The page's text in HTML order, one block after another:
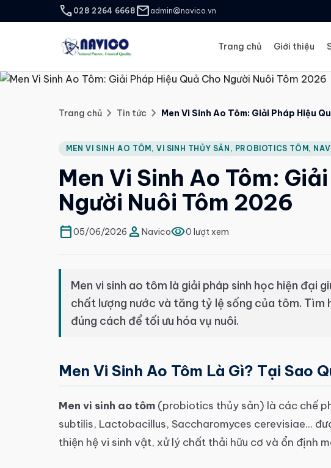
call 028 2264 6668 mailadmin@navico.vn
Trang chủ Giới thiệu
Trang chủ chevron_right Tin tức chevron_right Men Vi Sinh Ao Tôm: Giải Pháp Hiệu
MEN VI SINH AO TÔM, VI SINH THỦY SẢN, PROBIOTICS TÔM,
Men Vi Sinh Ao Tôm:
Người Nuôi Tôm 2026
calendar_today05/06/2026 person Navicovisibility0 lượt xem
Men vi sinh ao tôm là giải pháp sinh học hiện đại
chất lượng nước và tăng tỷ lệ sống của tôm. Tìm
đúng cách để tối ưu hóa vụ nuôi.
Men Vi Sinh Ao Tôm Là Gì? Tại Sao
Men vi sinh ao tôm (probiotics thủy sản) là các chế
subtilis, Lactobacillus, Saccharomyces cerevisiae...
thiện hệ vi sinh vật, xử lý chất thải hữu cơ và ổn định